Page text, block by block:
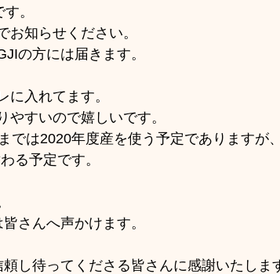
。
お知らせください。
の方には届きます。
に入れてます。
やすいので嬉しいです。
では2020年度産を使う予定でありますが
る予定です。
さんへ声かけます。
し待ってくださる皆さんに感謝いたしま